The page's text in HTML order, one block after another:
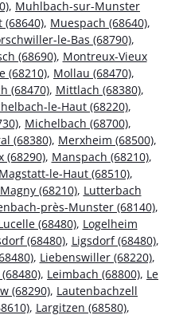
, Muhlbach-sur-Munster
(68640), Muespach (68640),
le-Bas (68790),
(68690), Montreux-Vieux
(68210), Mollau (68470),
(68470), Mittlach (68380),
le-Haut (68220),
, Michelbach (68700),
(68380), Merxheim (68500),
(68290), Manspach (68210),
Magstatt-le-Haut (68510),
Magny (68210), Lutterbach
près-Munster (68140),
(68480), Logelheim
(68480), Ligsdorf (68480),
, Liebenswiller (68220),
, Leimbach (68800), Le
(68290), Lautenbachzell
, Largitzen (68580),